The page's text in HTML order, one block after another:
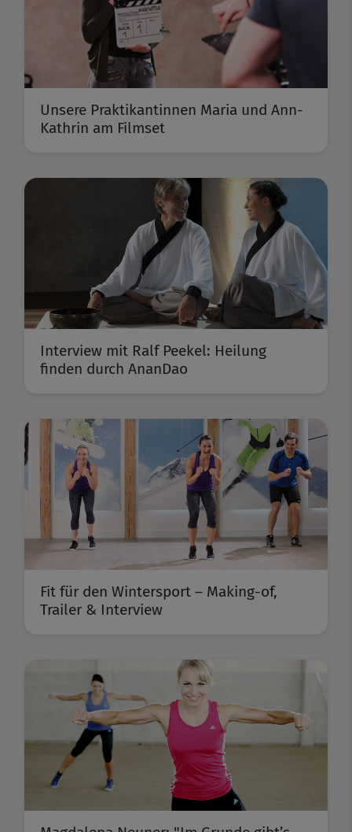
Unsere Praktikantinnen Maria und Ann-
Kathrin am Filmset
Interview mit Ralf Peekel: Heilung
finden durch AnanDao
Fit für den Wintersport – Making-of,
Trailer & Interview